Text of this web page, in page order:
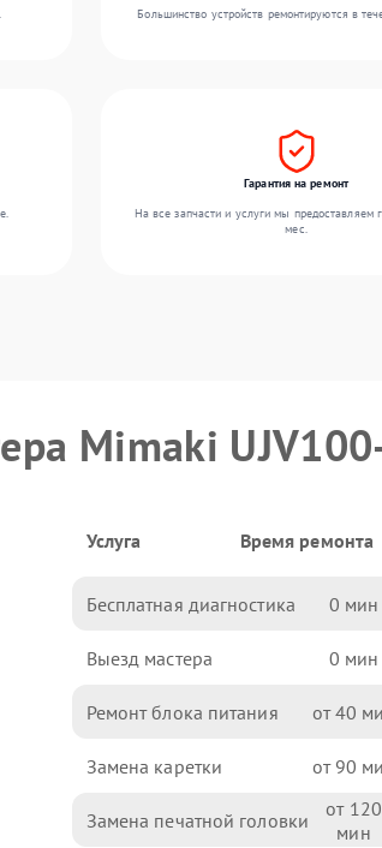
Большинство устройств ремонтируются в
Гарантия на ремонт
На все запчасти и услуги мы предоставляем
мес.
Mimaki
Услуга Время ремонта
Бесплатная диагностика 0
Выезд мастера 0
Ремонт блока питания 40
Замена каретки 90
Замена печатной головки 120